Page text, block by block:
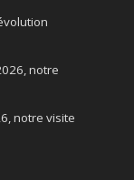
notre
notre visite